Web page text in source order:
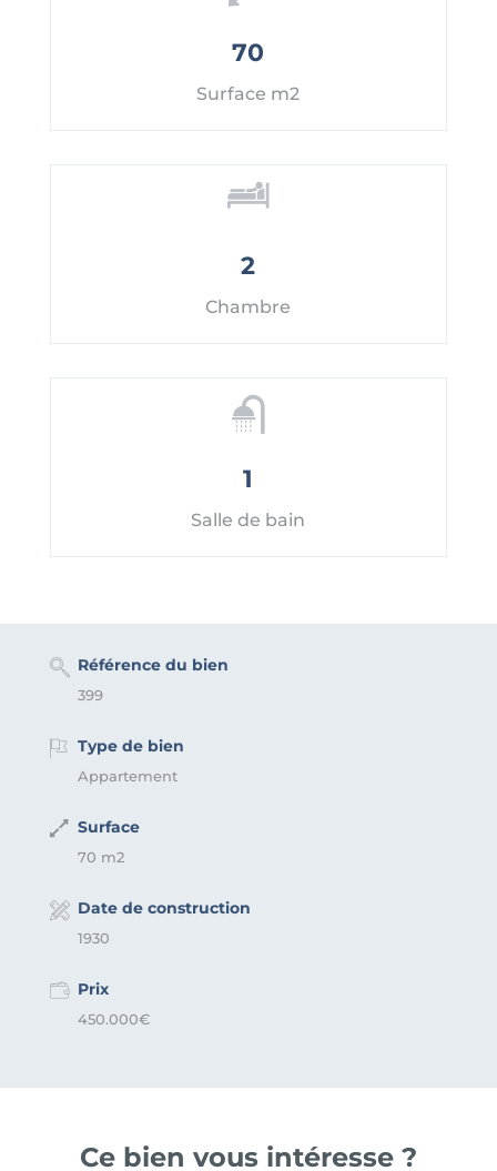
70
Surface m2
2
Chambre
1
Salle de bain
Référence du bien
399
Type de bien
Appartement
Surface
70 m2
Date de construction
1930
Prix
450.000€
Ce bien vous intéresse ?